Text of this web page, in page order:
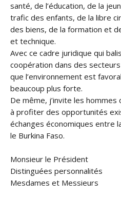
santé, de l’éducation, de la
trafic des enfants, de la libre
des biens, de la formation et
et technique.
Avec ce cadre juridique qui
coopération dans des
que l’environnement est
beaucoup plus forte.
De même, j’invite les hommes
à profiter des opportunités
échanges économiques entre
le Burkina Faso.
Monsieur le Président
Distinguées personnalités
Mesdames et Messieurs